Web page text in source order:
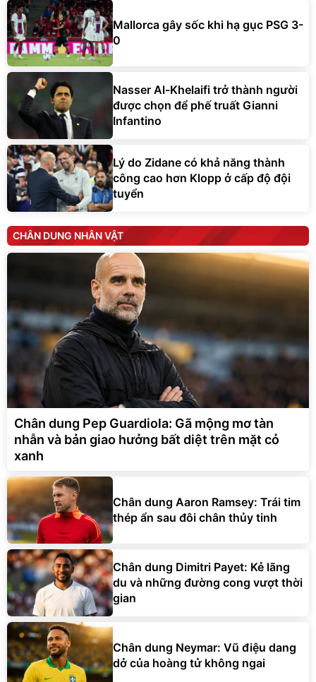
Mallorca gây sốc khi hạ gục PSG 3-
0
Nasser Al-Khelaifi trở thành người
được chọn để phế truất Gianni
Infantino
Lý do Zidane có khả năng thành
công cao hơn Klopp ở cấp độ đội
tuyển
CHÂN DUNG NHÂN VẬT
Chân dung Pep Guardiola: Gã mộng mơ tàn
nhẫn và bản giao hưởng bất diệt trên mặt cỏ
xanh
Chân dung Aaron Ramsey: Trái tim
thép ẩn sau đôi chân thủy tinh
Chân dung Dimitri Payet: Kẻ lãng
du và những đường cong vượt thời
gian
Chân dung Neymar: Vũ điệu dang
dở của hoàng tử không ngai